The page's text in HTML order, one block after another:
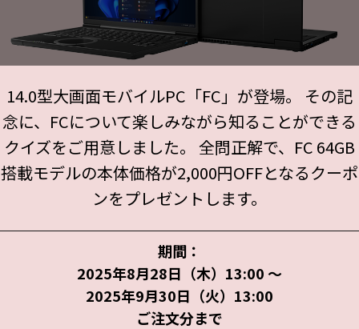
14.0型大画面モバイルPC「FC」が登場。
その記
念に、FCについて楽しみながら知ることができる
クイズをご用意しました。 全問正解で、FC 64GB
搭載モデルの本体価格が2,000円OFFとなるクーポ
ンをプレゼントします。
期間：
2025年8月28日（木）13:00 ～
2025年9月30日（火）13:00
ご注文分まで